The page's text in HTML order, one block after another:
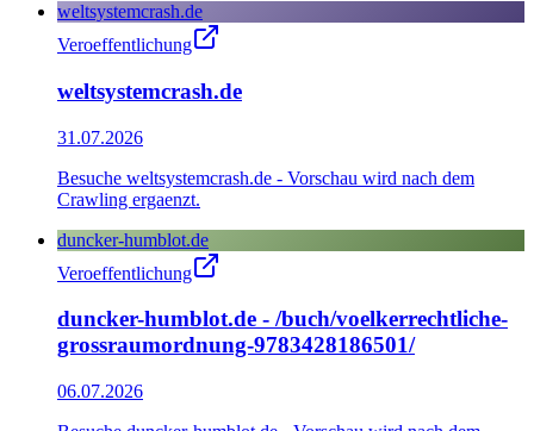
weltsystemcrash.de
Veroeffentlichung
weltsystemcrash.de
31.07.2026
Besuche weltsystemcrash.de - Vorschau wird nach dem
Crawling ergaenzt.
duncker-humblot.de
Veroeffentlichung
duncker-humblot.de - /buch/voelkerrechtliche-
grossraumordnung-9783428186501/
06.07.2026